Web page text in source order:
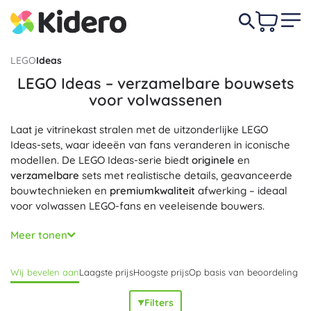
LEGOIdeas
LEGO Ideas – verzamelbare bouwsets
voor volwassenen
Laat je vitrinekast stralen met de uitzonderlijke LEGO
Ideas-sets, waar ideeën van fans veranderen in iconische
modellen. De LEGO Ideas-serie biedt originele en
verzamelbare sets met realistische details, geavanceerde
bouwtechnieken en premiumkwaliteit afwerking – ideaal
voor volwassen LEGO-fans en veeleisende bouwers.
Van
tot wetenschappelijke NASA-projecten en design-
modellen, slimme functies enshowcase-modellendie elk
interieur verfraaien. Geniet vancreatief bouwen
voor authenticiteit en perfecte details; ook ideaal als
Meer tonen
Wij bevelen aanLaagste prijsHoogste prijsOp basis van beoordeling
Filters